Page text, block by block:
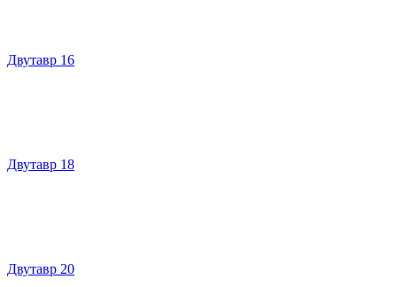
Двутавр 16
Двутавр 18
Двутавр 20